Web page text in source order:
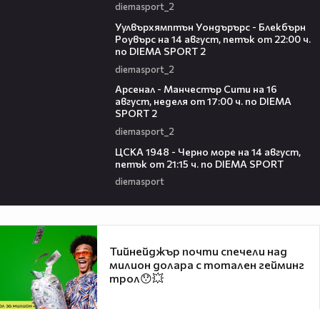
diemasport_2
Уулвърхямптън Уондърърс - Блекбърн
Роувърс на 14 август, петък от 22:00 ч.
по DIEMA SPORT 2
diemasport_2
Арсенал - Манчестър Сити на 16
август, неделя от 17:00 ч. по DIEMA
SPORT 2
diemasport_2
ЦСКА 1948 - Черно море на 14 август,
петък от 21:15 ч. по DIEMA SPORT
diemasport
Тийнейджър почти спечели над
милион долара с тотален гейминг
трол😯💥